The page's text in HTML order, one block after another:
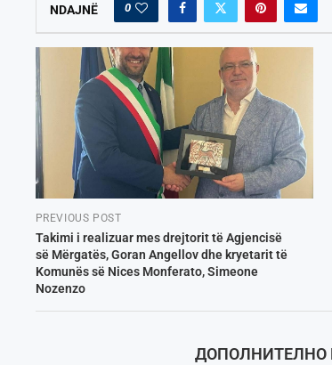
NDAJNË 0
PREVIOUS POST
Takimi i realizuar mes drejtorit të Agjencisë
së Mërgatës, Goran Angellov dhe kryetarit të
Komunës së Nices Monferato, Simeone
Nozenzo
ДОПОЛНИТЕЛНО